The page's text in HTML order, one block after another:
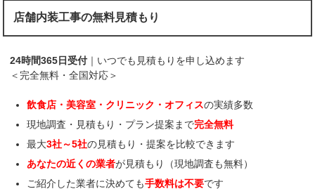
店舗内装工事の無料見積もり
24時間365日受付 ｜いつでも見積もりを申し込めます
＜完全無料・全国対応＞
飲食店・美容室・クリニック・オフィスの実績多数
現地調査・見積もり・プラン提案まで完全無料
最大3社～5社の見積もり・提案を比較できます
あなたの近くの業者が見積もり（現地調査も無料）
ご紹介した業者に決めても手数料は不要です